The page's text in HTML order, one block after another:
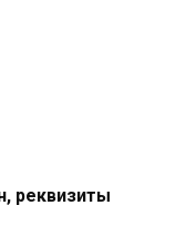
реквизиты